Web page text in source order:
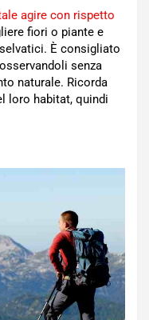
agire con rispetto
fiori o piante e
È consigliato
senza
naturale. Ricorda
loro habitat, quindi